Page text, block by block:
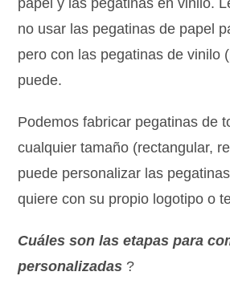
pápel y las pegatinas en vinilo.
no usar las pegatinas de papel
pero con las pegatinas de vinilo
puede.
Podemos fabricar pegatinas de
cualquier tamaño (rectangular,
puede personalizar las
quiere con su propio logotipo o
Cuáles son las etapas para
personalizadas ?